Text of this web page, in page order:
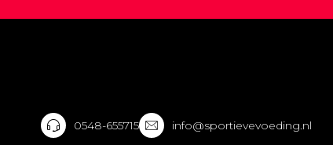
0548-655715 info@sportievevoeding.nl